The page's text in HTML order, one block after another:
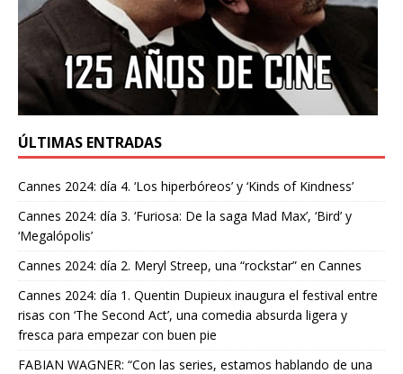
ÚLTIMAS ENTRADAS
Cannes 2024: día 4. ‘Los hiperbóreos’ y ‘Kinds of Kindness’
Cannes 2024: día 3. ‘Furiosa: De la saga Mad Max’, ‘Bird’ y
‘Megalópolis’
Cannes 2024: día 2. Meryl Streep, una “rockstar” en Cannes
Cannes 2024: día 1. Quentin Dupieux inaugura el festival entre
risas con ‘The Second Act’, una comedia absurda ligera y
fresca para empezar con buen pie
FABIAN WAGNER: “Con las series, estamos hablando de una